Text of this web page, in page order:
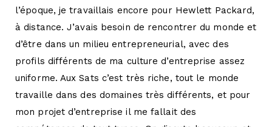
l’époque, je travaillais encore pour Hewlett Packard,
à distance. J’avais besoin de rencontrer du monde et
d’être dans un milieu entrepreneurial, avec des
profils différents de ma culture d’entreprise assez
uniforme. Aux Sats c’est très riche, tout le monde
travaille dans des domaines très différents, et pour
mon projet d’entreprise il me fallait des